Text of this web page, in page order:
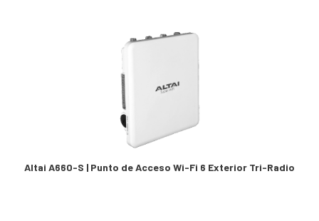
Altai A660-S | Punto de Acceso Wi-Fi 6 Exterior Tri-Radio